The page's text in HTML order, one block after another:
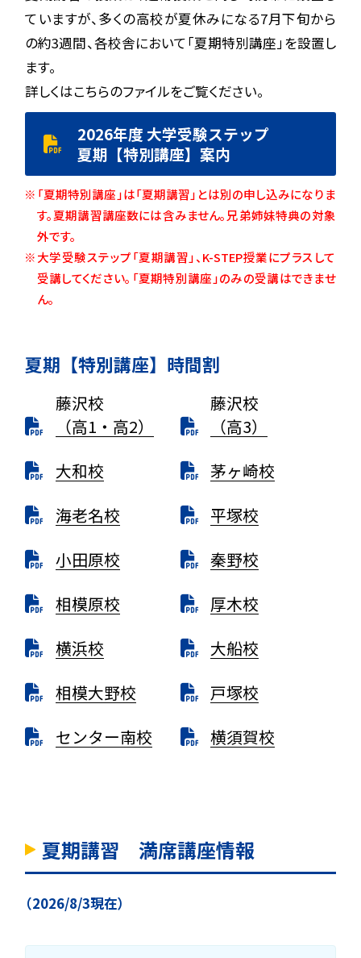
ていますが、多くの高校が夏休みになる7月下旬から
の約3週間、各校舎において「夏期特別講座」を設置し
ます。
詳しくはこちらのファイルをご覧ください。
2026年度 大学受験ステップ
夏期【特別講座】案内
「夏期特別講座」は「夏期講習」とは別の申し込みになりま
す。夏期講習講座数には含みません。兄弟姉妹特典の対象
外です。
大学受験ステップ「夏期講習」、K-STEP授業にプラスして
受講してください。「夏期特別講座」のみの受講はできませ
ん。
夏期【特別講座】時間割
藤沢校
（高1・高2）
藤沢校
（高3）
大和校
茅ヶ崎校
海老名校
平塚校
小田原校
秦野校
相模原校
厚木校
横浜校
大船校
相模大野校
戸塚校
センター南校
横須賀校
夏期講習 満席講座情報
（2026/8/3現在）